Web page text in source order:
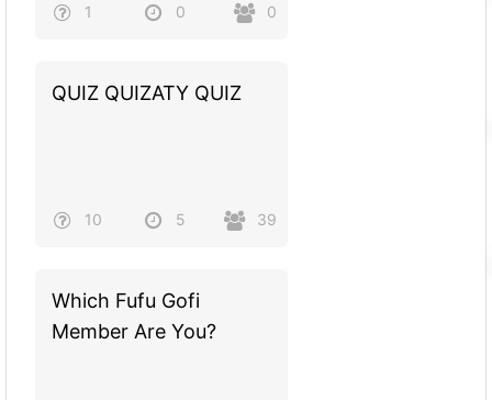
1 0 0
QUIZ QUIZATY QUIZ
10 5 39
Which Fufu Gofi
Member Are You?